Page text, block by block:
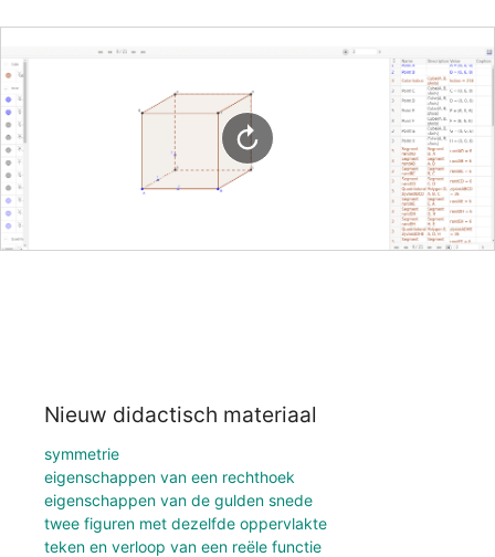
Nieuw didactisch materiaal
symmetrie
eigenschappen van een rechthoek
eigenschappen van de gulden snede
twee figuren met dezelfde oppervlakte
teken en verloop van een reële functie